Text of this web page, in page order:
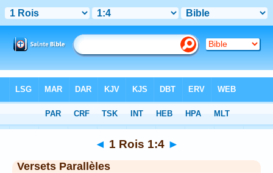
Chapitre 1> Verset 4
◄ 1 Rois 1:4 ►
Versets Parallèles